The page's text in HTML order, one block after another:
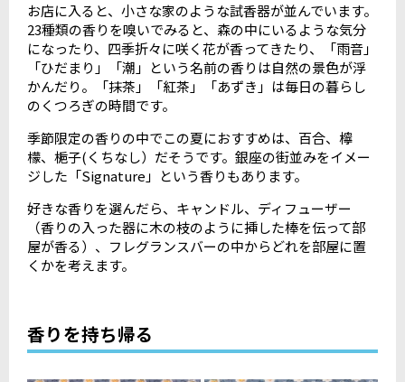
お店に入ると、小さな家のような試香器が並んでいます。
23種類の香りを嗅いでみると、森の中にいるような気分
になったり、四季折々に咲く花が香ってきたり、「雨音」
「ひだまり」「潮」という名前の香りは自然の景色が浮
かんだり。「抹茶」「紅茶」「あずき」は毎日の暮らし
のくつろぎの時間です。
季節限定の香りの中でこの夏におすすめは、百合、檸
檬、梔子(くちなし）だそうです。銀座の街並みをイメー
ジした「Signature」という香りもあります。
好きな香りを選んだら、キャンドル、ディフューザー
（香りの入った器に木の枝のように挿した棒を伝って部
屋が香る）、フレグランスバーの中からどれを部屋に置
くかを考えます。
香りを持ち帰る